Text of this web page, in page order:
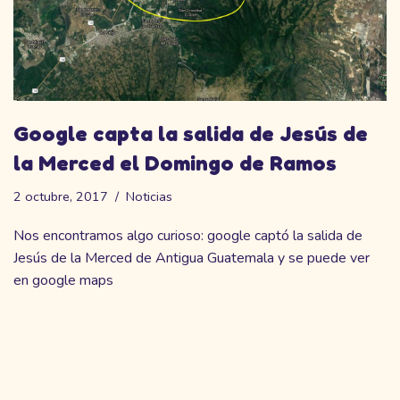
Google capta la salida de Jesús de
la Merced el Domingo de Ramos
2 octubre, 2017 Noticias
Nos encontramos algo curioso: google captó la salida de
Jesús de la Merced de Antigua Guatemala y se puede ver
en google maps